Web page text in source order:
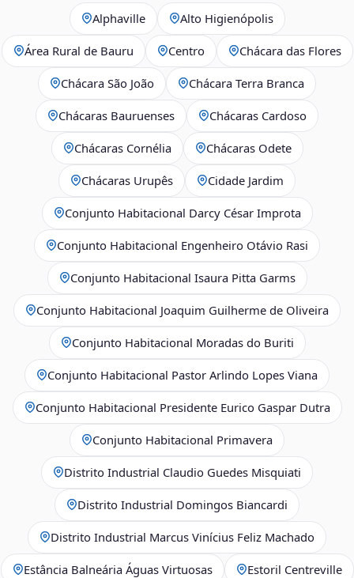
Alphaville Alto Higienópolis
Área Rural de Bauru Centro Chácara das Flores
Chácara São João Chácara Terra Branca
Chácaras Bauruenses Chácaras Cardoso
Chácaras Cornélia Chácaras Odete
Chácaras Urupês Cidade Jardim
Conjunto Habitacional Darcy César Improta
Conjunto Habitacional Engenheiro Otávio Rasi
Conjunto Habitacional Isaura Pitta Garms
Conjunto Habitacional Joaquim Guilherme de Oliveira
Conjunto Habitacional Moradas do Buriti
Conjunto Habitacional Pastor Arlindo Lopes Viana
Conjunto Habitacional Presidente Eurico Gaspar Dutra
Conjunto Habitacional Primavera
Distrito Industrial Claudio Guedes Misquiati
Distrito Industrial Domingos Biancardi
Distrito Industrial Marcus Vinícius Feliz Machado
Estância Balneária Águas Virtuosas Estoril Centreville